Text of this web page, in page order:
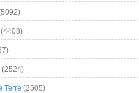
(2524)
Terre (2505)